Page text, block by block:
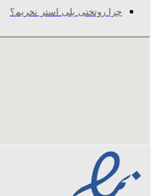
چرا روتختی پلی استر نخریم؟